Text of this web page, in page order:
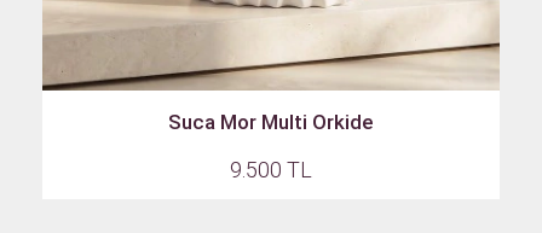
Suca Mor Multi Orkide
9.500 TL